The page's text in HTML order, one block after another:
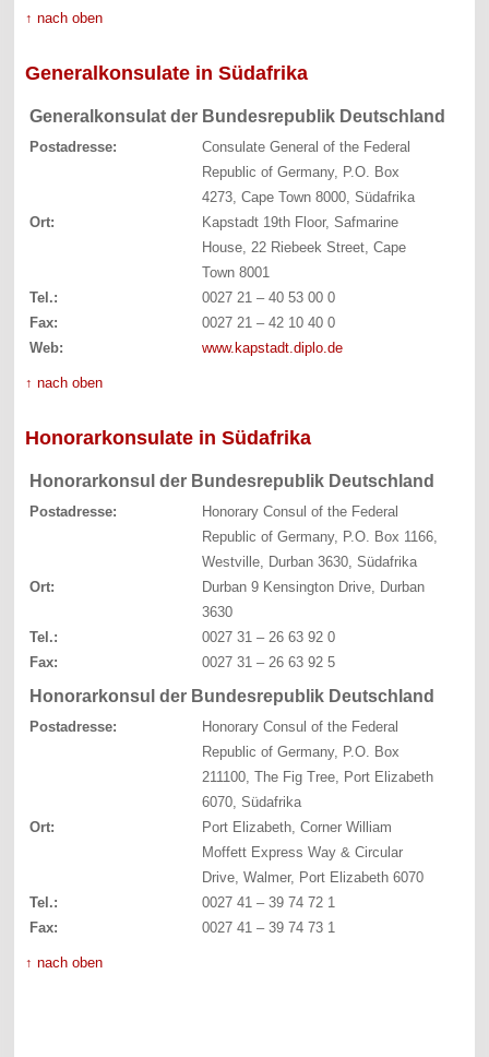
↑ nach oben
Generalkonsulate in Südafrika
Generalkonsulat der Bundesrepublik Deutschland
Postadresse:
Consulate General of the Federal
Republic of Germany, P.O. Box
4273, Cape Town 8000, Südafrika
Ort:
Kapstadt 19th Floor, Safmarine
House, 22 Riebeek Street, Cape
Town 8001
Tel.:
0027 21 – 40 53 00 0
Fax:
0027 21 – 42 10 40 0
Web:
www.kapstadt.diplo.de
↑ nach oben
Honorarkonsulate in Südafrika
Honorarkonsul der Bundesrepublik Deutschland
Postadresse:
Honorary Consul of the Federal
Republic of Germany, P.O. Box 1166,
Westville, Durban 3630, Südafrika
Ort:
Durban 9 Kensington Drive, Durban
3630
Tel.:
0027 31 – 26 63 92 0
Fax:
0027 31 – 26 63 92 5
Honorarkonsul der Bundesrepublik Deutschland
Postadresse:
Honorary Consul of the Federal
Republic of Germany, P.O. Box
211100, The Fig Tree, Port Elizabeth
6070, Südafrika
Ort:
Port Elizabeth, Corner William
Moffett Express Way & Circular
Drive, Walmer, Port Elizabeth 6070
Tel.:
0027 41 – 39 74 72 1
Fax:
0027 41 – 39 74 73 1
↑ nach oben